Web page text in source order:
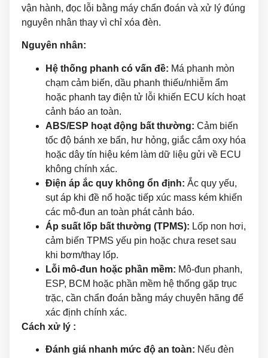
vận hành, đọc lỗi bằng máy chẩn đoán và xử lý đúng
nguyên nhân thay vì chỉ xóa đèn.
Nguyên nhân:
Hệ thống phanh có vấn đề: Má phanh mòn
chạm cảm biến, dầu phanh thiếu/nhiễm ẩm
hoặc phanh tay điện tử lỗi khiến ECU kích hoạt
cảnh báo an toàn.
ABS/ESP hoạt động bất thường: Cảm biến
tốc độ bánh xe bẩn, hư hỏng, giắc cắm oxy hóa
hoặc dây tín hiệu kém làm dữ liệu gửi về ECU
không chính xác.
Điện áp ắc quy không ổn định: Ắc quy yếu,
sụt áp khi đề nổ hoặc tiếp xúc mass kém khiến
các mô-đun an toàn phát cảnh báo.
Áp suất lốp bất thường (TPMS): Lốp non hơi,
cảm biến TPMS yếu pin hoặc chưa reset sau
khi bơm/thay lốp.
Lỗi mô-đun hoặc phần mềm: Mô-đun phanh,
ESP, BCM hoặc phần mềm hệ thống gặp trục
trặc, cần chẩn đoán bằng máy chuyên hãng để
xác định chính xác.
Cách xử lý :
Đánh giá nhanh mức độ an toàn: Nếu đèn